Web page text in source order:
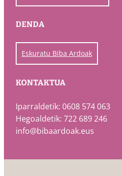
DENDA
Eskuratu Biba Ardoak
KONTAKTUA
Iparraldetik: 0608 574 063
Hegoaldetik: 722 689 246
info@bibaardoak.eus